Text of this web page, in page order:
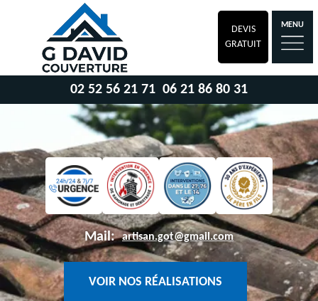
DEVIS
GRATUIT
MENU
02 52 56 21 71 06 21 86 80 31
Mail: artisan.got@gmail.com
VOIR NOS RÉALISATIONS